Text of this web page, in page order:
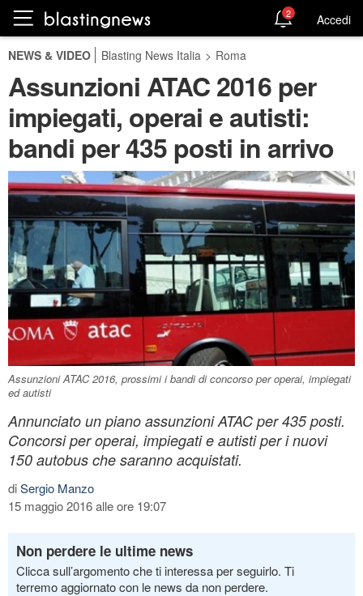
2 Accedi
NEWS & VIDEO Blasting News Italia > Roma
Assunzioni ATAC 2016 per
impiegati, operai e autisti:
bandi per 435 posti in arrivo
Assunzioni ATAC 2016, prossimi i bandi di concorso per operai, impiegati
ed autisti
Annunciato un piano assunzioni ATAC per 435 posti.
Concorsi per operai, impiegati e autisti per i nuovi
150 autobus che saranno acquistati.
diSergio Manzo
15 maggio 2016 alle ore 19:07
Non perdere le ultime news
Clicca sull’argomento che ti interessa per seguirlo. Ti
terremo aggiornato con le news da non perdere.